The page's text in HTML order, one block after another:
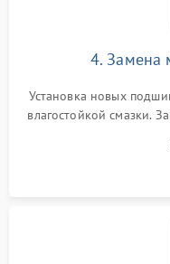
4. Замена
Установка новых
влагостойкой смазки.
или